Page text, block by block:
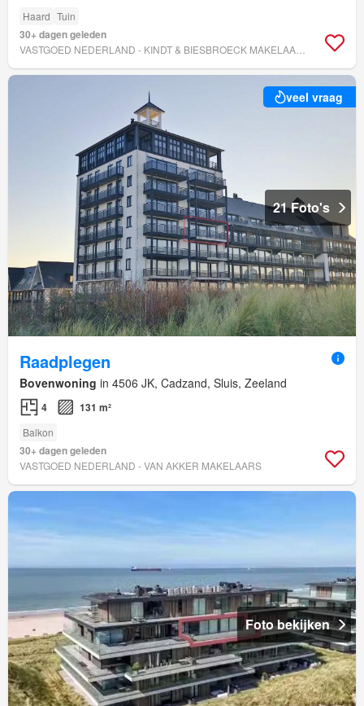
Haard Tuin
30+ dagen geleden
veel vraag
21 Foto's
Raadplegen
Bovenwoning in 4506 JK, Cadzand, Sluis, Zeeland
4 131 m²
Balkon
30+ dagen geleden
VASTGOED NEDERLAND - VAN AKKER MAKELAARS
Foto bekijken